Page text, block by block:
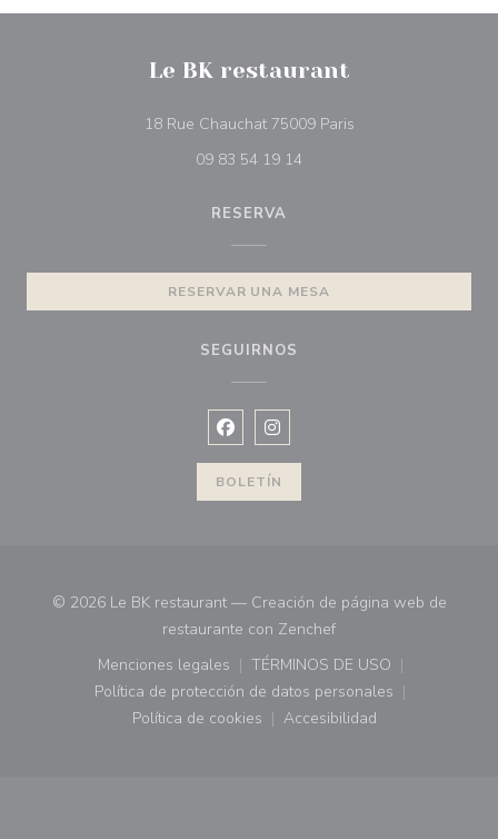
Le BK restaurant
18 Rue Chauchat 75009 Paris((abre en una
09 83 54 19 14
RESERVA
RESERVAR UNA MESA
SEGUIRNOS
Facebook ((abre en una nueva
Instagram ((abre en una
BOLETÍN
© 2026 Le BK restaurant — Creación de página web de
restaurante con Zenchef((abre en una nueva
Menciones legales
((abre en una nueva ventana))
TÉRMINOS DE USO
((abre en una nueva
Política de protección de datos personales
((abre en una nueva ventana))
Política de cookies
((abre en una nueva ventana))
Accesibilidad
((abre en una nueva